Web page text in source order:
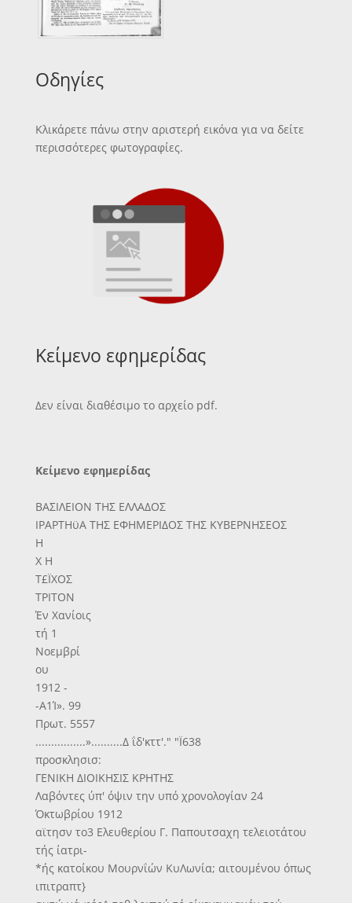
Οδηγίες
Κλικάρετε πάνω στην αριστερή εικόνα για να δείτε
περισσότερες φωτογραφίες.
Κείμενο εφημερίδας
Δεν είναι διαθέσιμο το αρχείο pdf.
Κείμενο εφημερίδας
ΒΑΣΙΛΕΙΟΝ ΤΗΣ ΕΛΛΑΔΟΣ
ΙΡΑΡΤΗϋΑ ΤΗΣ ΕΦΗΜΕΡΙΔΟΣ ΤΗΣ ΚΥΒΕΡΝΗΣΕΟΣ
Η
Χ Η
Τ£ΪΧΟΣ
ΤΡΙΤΟΝ
Έν Χανίοις
τή 1
Νοεμβρί
ου
1912 -
-Α1Ί». 99
Πρωτ. 5557
................»..........Δ ΐδ'κττ'." "Ϊ638
προσκλησισ:
ΓΕΝΙΚΗ ΔΙΟΙΚΗΣΙΣ ΚΡΗΤΗΣ
Λαβόντες ύπ' όψιν την υπό χρονολογίαν 24
Όκτωβρίου 1912
αϊτησν το3 Ελευθερίου Γ. Παπουτσαχη τελειοτάτου
τής ίατρι-
*ής κατοίκου Μουρνΐών ΚυΛωνία; αιτουμένου όπως
ιπιτραπτ}